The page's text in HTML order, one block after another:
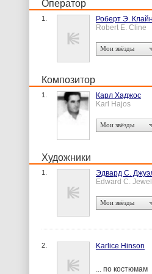
Оператор
1.
Роберт Э. Клайн
Robert E. Cline
Мои звёзды
Композитор
1.
Карл Хаджос
Karl Hajos
Мои звёзды
Художники
1.
Эдвард С.
Edward C. Jewell
Мои звёзды
2. Karlice Hinson
... по костюмам